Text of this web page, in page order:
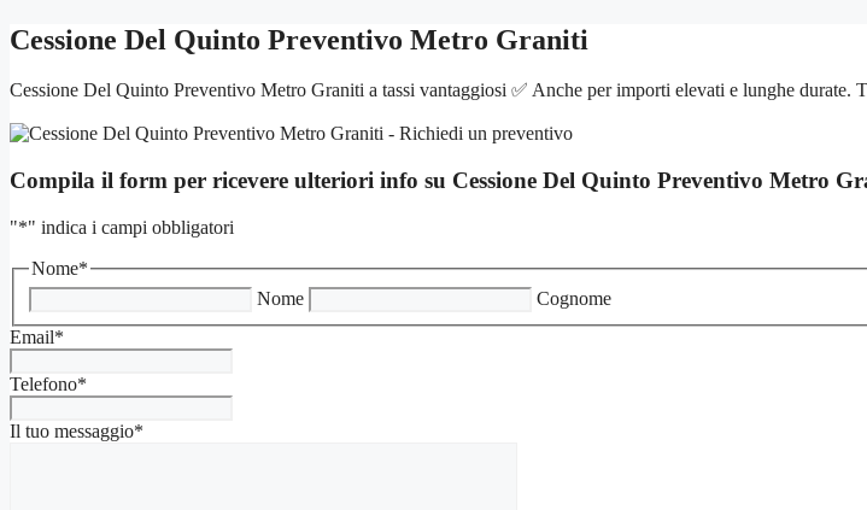
Cessione Del Quinto Preventivo Metro Graniti
Cessione Del Quinto Preventivo Metro Graniti a tassi vantaggiosi ✅ Anche per importi elevati e lunghe
Compila il form per ricevere ulteriori info su Cessione Del Quinto Preventivo Metro
"*" indica i campi obbligatori
Nome*
Nome
Cognome
Email*
Telefono*
Il tuo messaggio*